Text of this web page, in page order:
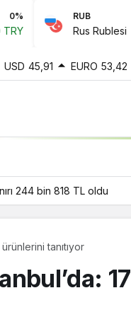
RUB 0.1%
Rus Rublesi 0,64 TRY
USD 45,91 EURO 53,42
244 bin 818 TL oldu
tanıtıyor
17